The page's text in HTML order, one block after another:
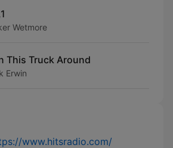
Wetmore
This Truck Around
Erwin
www.hitsradio.com/